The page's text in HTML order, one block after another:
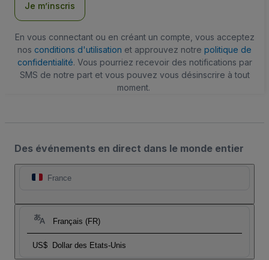
Je m’inscris
En vous connectant ou en créant un compte, vous acceptez
nos conditions d'utilisation et approuvez notre politique de
confidentialité. Vous pourriez recevoir des notifications par
SMS de notre part et vous pouvez vous désinscrire à tout
moment.
Des événements en direct dans le monde entier
France
Français (FR)
US$ Dollar des Etats-Unis